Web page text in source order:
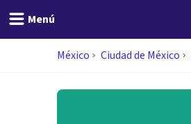
Menú
México Ciudad de México